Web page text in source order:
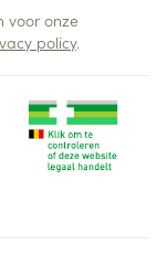
voor onze
policy.